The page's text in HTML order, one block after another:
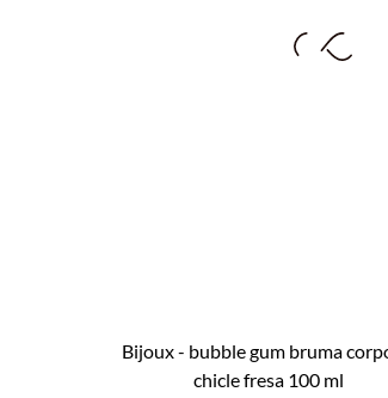
VISTA RÁPIDA
bijoux - bubble gum bruma corporal
chicle fresa 100 ml